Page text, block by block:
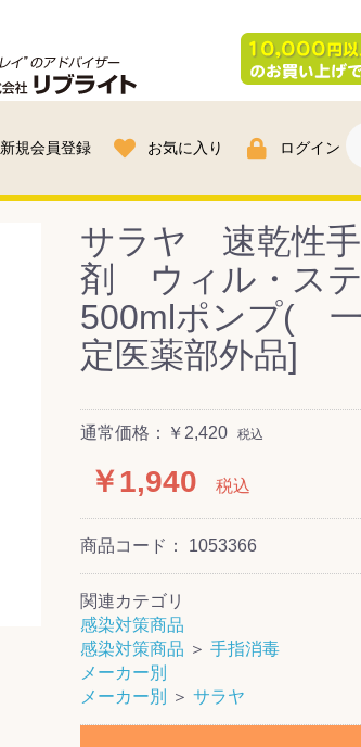
新規会員登録 お気に入り ログイン
サラヤ 速乾性
剤 ウィル・ス
500mlポンプ(
定医薬部外品]
通常価格：￥2,420 税込
￥1,940 税込
商品コード： 1053366
関連カテゴリ
感染対策商品
感染対策商品 ＞ 手指消毒
メーカー別
メーカー別
＞ サラヤ